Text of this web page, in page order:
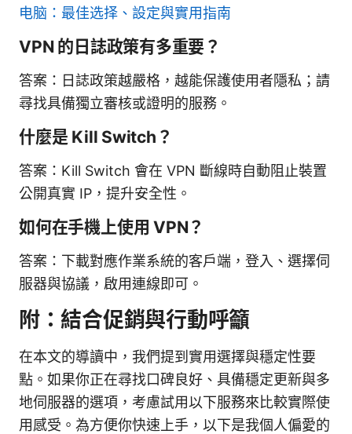
电脑：最佳选择、設定與實用指南
VPN 的日誌政策有多重要？
答案：日誌政策越嚴格，越能保護使用者隱私；請
尋找具備獨立審核或證明的服務。
什麼是 Kill Switch？
答案：Kill Switch 會在 VPN 斷線時自動阻止裝置
公開真實 IP，提升安全性。
如何在手機上使用 VPN？
答案：下載對應作業系統的客戶端，登入、選擇伺
服器與協議，啟用連線即可。
附：結合促銷與行動呼籲
在本文的導讀中，我們提到實用選擇與穩定性要
點。如果你正在尋找口碑良好、具備穩定更新與多
地伺服器的選項，考慮試用以下服務來比較實際使
用感受。為方便你快速上手，以下是我個人偏愛的